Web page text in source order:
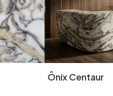
Ônix Centaur